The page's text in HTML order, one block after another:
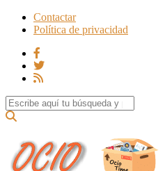
Contactar
Política de privacidad
Search for: